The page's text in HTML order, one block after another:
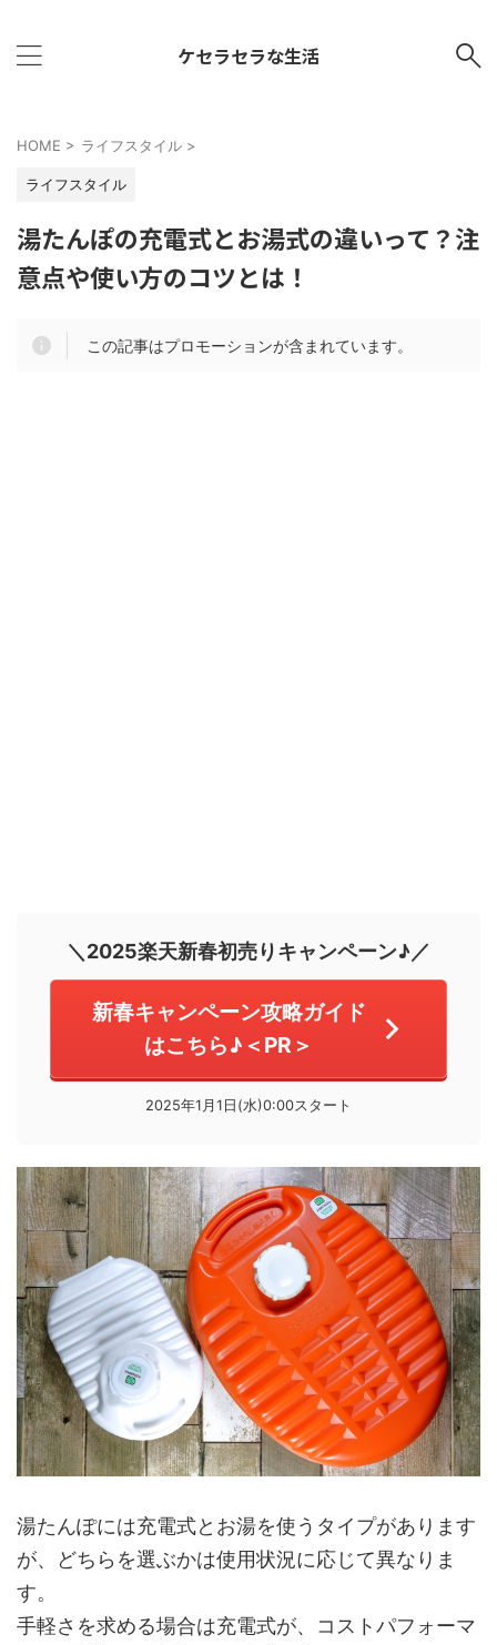
ケセラセラな生活
HOME > ライフスタイル >
ライフスタイル
湯たんぽの充電式とお湯式の違いって？注
意点や使い方のコツとは！
この記事はプロモーションが含まれています。
＼2025楽天新春初売りキャンペーン♪／
新春キャンペーン攻略ガイド
はこちら♪＜PR＞
2025年1月1日(水)0:00スタート
湯たんぽには充電式とお湯を使うタイプがあります
が、どちらを選ぶかは使用状況に応じて異なりま
す。
手軽さを求める場合は充電式が、コストパフォーマ